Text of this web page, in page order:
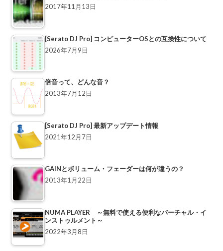
2017年11月13日
[Serato DJ Pro] コンピューターOSとの互換性について
2026年7月9日
倍音って、どんな音？
2013年7月12日
[Serato DJ Pro] 最新アップデート情報
2021年12月7日
GAINとボリューム・フェーダーは何が違うの？
2013年1月22日
NUMA PLAYER ～無料で使える便利なバーチャル・イ
ンストゥルメント～
2022年3月8日